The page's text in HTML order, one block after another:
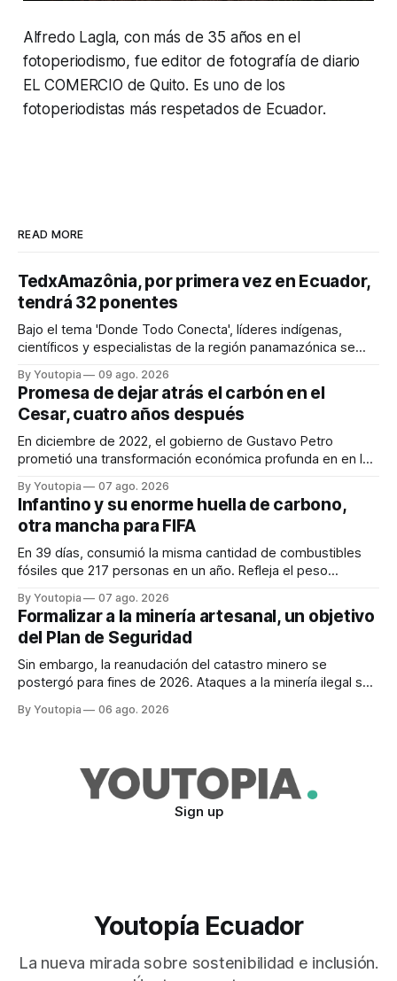
Alfredo Lagla, con más de 35 años en el
fotoperiodismo, fue editor de fotografía de diario
EL COMERCIO de Quito. Es uno de los
fotoperiodistas más respetados de Ecuador.
READ MORE
TedxAmazônia, por primera vez en Ecuador,
tendrá 32 ponentes
Bajo el tema 'Donde Todo Conecta', líderes indígenas,
científicos y especialistas de la región panamazónica se
By Youtopia 09 ago. 2026
Promesa de dejar atrás el carbón en el
Cesar, cuatro años después
En diciembre de 2022, el gobierno de Gustavo Petro
prometió una transformación económica profunda en en la
By Youtopia 07 ago. 2026
Infantino y su enorme huella de carbono,
otra mancha para FIFA
En 39 días, consumió la misma cantidad de combustibles
fósiles que 217 personas en un año. Refleja el peso
By Youtopia 07 ago. 2026
Formalizar a la minería artesanal, un objetivo
del Plan de Seguridad
Sin embargo, la reanudación del catastro minero se
postergó para fines de 2026. Ataques a la minería ilegal se
By Youtopia 06 ago. 2026
Sign up
Youtopía Ecuador
La nueva mirada sobre sostenibilidad e inclusión.